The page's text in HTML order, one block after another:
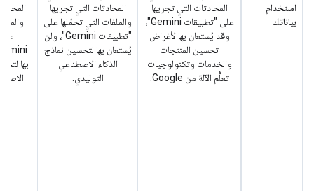
استخدام
بياناتك
المحادثات التي تجريها
على "تطبيقات Gemini"،
وقد يُستعان بها لأغراض
تحسين المنتجات
والخدمات وتكنولوجيات
تعلُّم الآلة من Google.
المحادثات التي تجريها
والملفات التي تحمّلها على
"تطبيقات Gemini"، ولن
يُستعان بها لتحسين نماذج
الذكاء الاصطناعي
التوليدي.
بها